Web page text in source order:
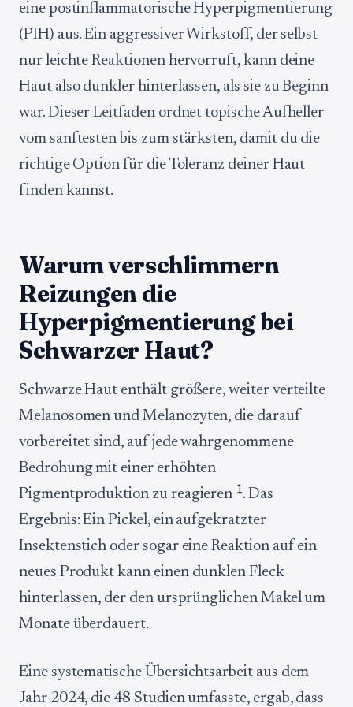
eine postinflammatorische Hyperpigmentierung
(PIH) aus. Ein aggressiver Wirkstoff, der selbst
nur leichte Reaktionen hervorruft, kann deine
Haut also dunkler hinterlassen, als sie zu Beginn
war. Dieser Leitfaden ordnet topische Aufheller
vom sanftesten bis zum stärksten, damit du die
richtige Option für die Toleranz deiner Haut
finden kannst.
Warum verschlimmern
Reizungen die
Hyperpigmentierung bei
Schwarzer Haut?
Schwarze Haut enthält größere, weiter verteilte
Melanosomen und Melanozyten, die darauf
vorbereitet sind, auf jede wahrgenommene
Bedrohung mit einer erhöhten
Pigmentproduktion zu reagieren1. Das
Ergebnis: Ein Pickel, ein aufgekratzter
Insektenstich oder sogar eine Reaktion auf ein
neues Produkt kann einen dunklen Fleck
hinterlassen, der den ursprünglichen Makel um
Monate überdauert.
Eine systematische Übersichtsarbeit aus dem
Jahr 2024, die 48 Studien umfasste, ergab, dass